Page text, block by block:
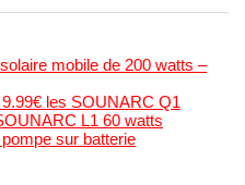
mobile de 200 watts –
les SOUNARC Q1
L1 60 watts
sur batterie